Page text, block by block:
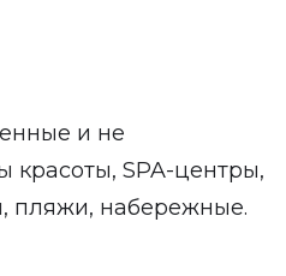
и не
красоты, SPA-центры,
пляжи, набережные.